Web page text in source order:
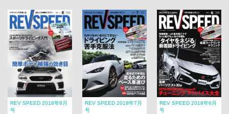
REV SPEED 2018年8月
号
REV SPEED 2018年7月
号
REV SPEED 2018年6月
号